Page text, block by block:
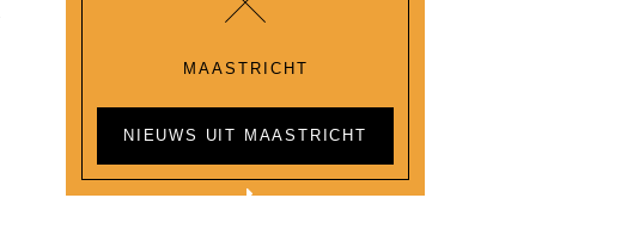
MAASTRICHT
NIEUWS UIT MAASTRICHT